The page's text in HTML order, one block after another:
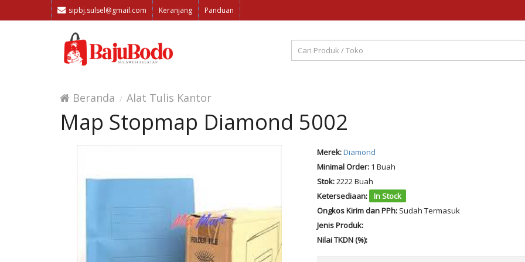
sipbj.sulsel@gmail.com Keranjang Panduan
Beranda Alat Tulis Kantor
Map Stopmap Diamond 5002
Merek:Diamond
Minimal Order:1 Buah
Stok:2222 Buah
Ketersediaan:
In Stock
Ongkos Kirim dan PPh: Sudah Termasuk
Jenis Produk:
Nilai TKDN (%):